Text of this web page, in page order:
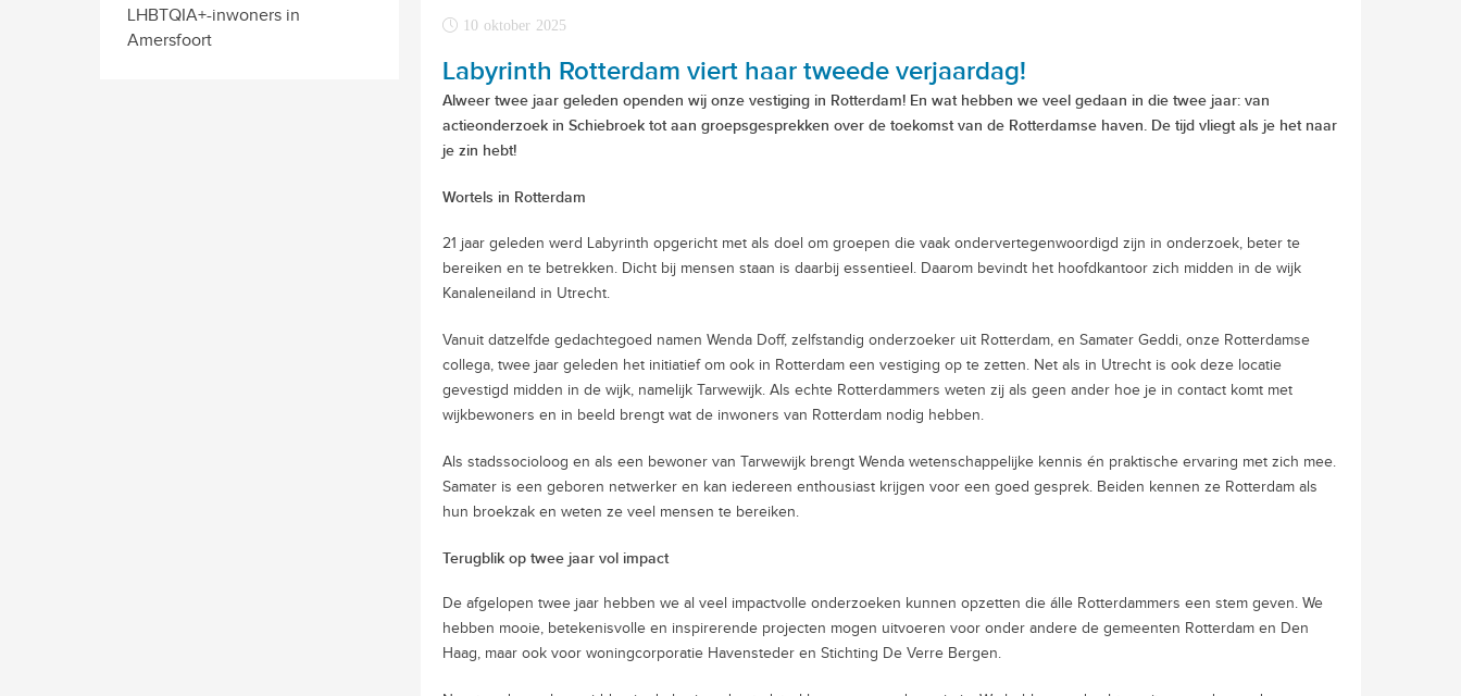
LHBTQIA+-inwoners in
Amersfoort
10 oktober 2025
Labyrinth Rotterdam viert haar tweede verjaardag!
Alweer twee jaar geleden openden wij onze vestiging in Rotterdam! En wat hebben we veel gedaan in die twee jaar: van
actieonderzoek in Schiebroek tot aan groepsgesprekken over de toekomst van de Rotterdamse haven. De tijd vliegt als je het naar
je zin hebt!
Wortels in Rotterdam
21 jaar geleden werd Labyrinth opgericht met als doel om groepen die vaak ondervertegenwoordigd zijn in onderzoek, beter te
bereiken en te betrekken. Dicht bij mensen staan is daarbij essentieel. Daarom bevindt het hoofdkantoor zich midden in de wijk
Kanaleneiland in Utrecht.
Vanuit datzelfde gedachtegoed namen Wenda Doff, zelfstandig onderzoeker uit Rotterdam, en Samater Geddi, onze Rotterdamse
collega, twee jaar geleden het initiatief om ook in Rotterdam een vestiging op te zetten. Net als in Utrecht is ook deze locatie
gevestigd midden in de wijk, namelijk Tarwewijk. Als echte Rotterdammers weten zij als geen ander hoe je in contact komt met
wijkbewoners en in beeld brengt wat de inwoners van Rotterdam nodig hebben.
Als stadssocioloog en als een bewoner van Tarwewijk brengt Wenda wetenschappelijke kennis én praktische ervaring met zich mee.
Samater is een geboren netwerker en kan iedereen enthousiast krijgen voor een goed gesprek. Beiden kennen ze Rotterdam als
hun broekzak en weten ze veel mensen te bereiken.
Terugblik op twee jaar vol impact
De afgelopen twee jaar hebben we al veel impactvolle onderzoeken kunnen opzetten die álle Rotterdammers een stem geven. We
hebben mooie, betekenisvolle en inspirerende projecten mogen uitvoeren voor onder andere de gemeenten Rotterdam en Den
Haag, maar ook voor woningcorporatie Havensteder en Stichting De Verre Bergen.